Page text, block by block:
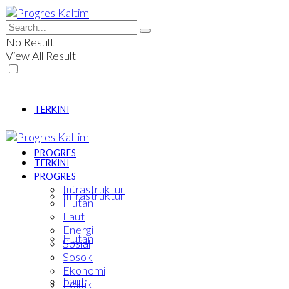
No Result
View All Result
TERKINI
PROGRES
Infrastruktur
Hutan
Laut
TERKINI
PROGRES
Infrastruktur
Hutan
Laut
Energi
Sosial
Sosok
Ekonomi
Politik